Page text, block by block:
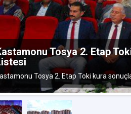
Tosya 2. Etap
Tosya 2. Etap Toki kura